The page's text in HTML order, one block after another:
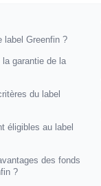
label Greenfin ?
la garantie de la
du label
éligibles au label
des fonds
?